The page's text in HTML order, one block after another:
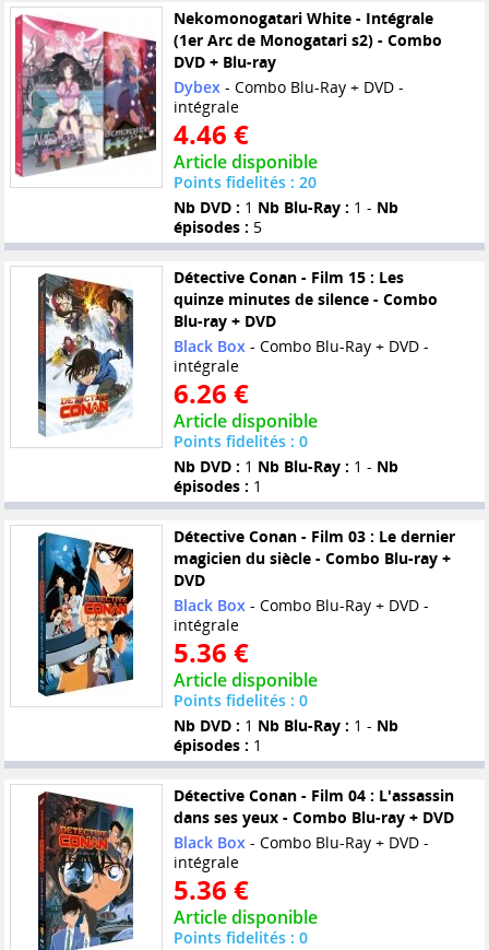
Nekomonogatari White - Intégrale
(1er Arc de Monogatari s2) - Combo
DVD + Blu-ray
Dybex- Combo Blu-Ray + DVD -
intégrale
4.46 €
Article disponible
Points fidelités : 20
Nb DVD : 1 Nb Blu-Ray : 1 - Nb
épisodes : 5
Détective Conan - Film 15 : Les
quinze minutes de silence - Combo
Blu-ray + DVD
Black Box- Combo Blu-Ray + DVD -
intégrale
6.26 €
Article disponible
Points fidelités : 0
Nb DVD : 1 Nb Blu-Ray : 1 - Nb
épisodes : 1
Détective Conan - Film 03 : Le dernier
magicien du siècle - Combo Blu-ray +
DVD
Black Box- Combo Blu-Ray + DVD -
intégrale
5.36 €
Article disponible
Points fidelités : 0
Nb DVD : 1 Nb Blu-Ray : 1 - Nb
épisodes : 1
Détective Conan - Film 04 : L'assassin
dans ses yeux - Combo Blu-ray + DVD
Black Box- Combo Blu-Ray + DVD -
intégrale
5.36 €
Article disponible
Points fidelités : 0